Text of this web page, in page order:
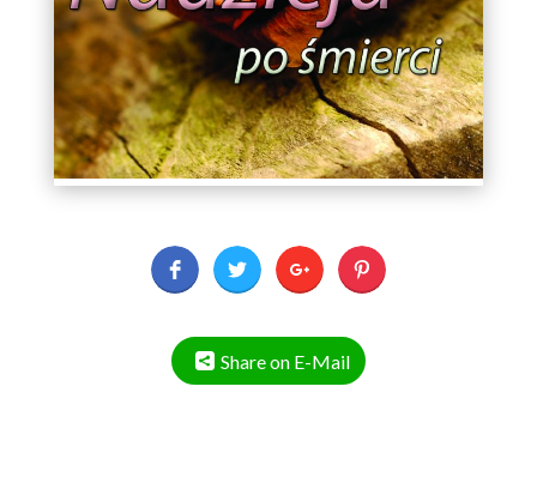
Share on E-Mail